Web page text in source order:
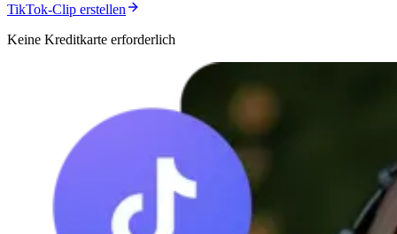
TikTok-Clip erstellen
Keine Kreditkarte erforderlich